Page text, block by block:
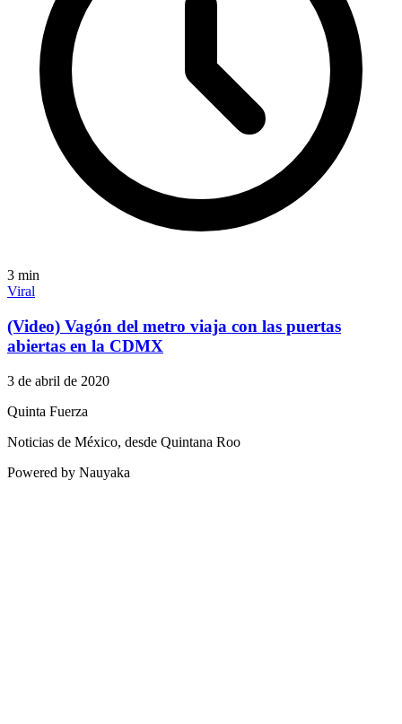
3 min
Viral
(Video) Vagón del metro viaja con las puertas
abiertas en la CDMX
3 de abril de 2020
Quinta Fuerza
Noticias de México, desde Quintana Roo
Powered by Nauyaka